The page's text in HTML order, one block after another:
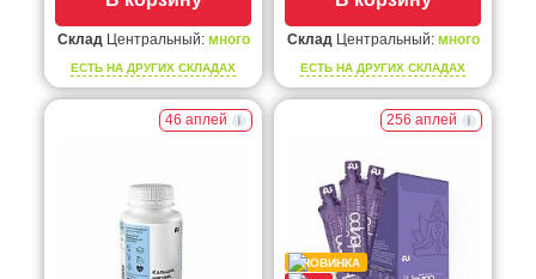
СкладЦентральный: много
ЕСТЬ НА ДРУГИХ СКЛАДАХ
СкладЦентральный: много
ЕСТЬ НА ДРУГИХ СКЛАДАХ
46 аплей 256 аплей